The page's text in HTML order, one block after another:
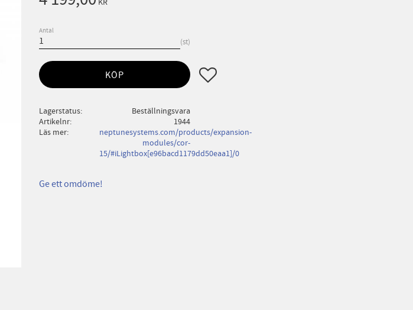
Antal
st
KÖP Lägg till i favoriter
Lagerstatus
Beställningsvara
Artikelnr
1944
Läs mer
neptunesystems.com/products/expansion-
modules/cor-
15/#iLightbox[e96bacd1179dd50eaa1]/0
Ge ett omdöme!